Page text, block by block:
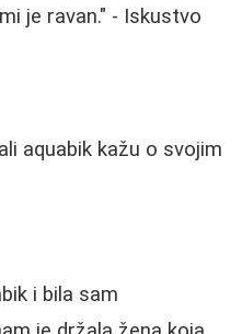
je ravan." - Iskustvo
aquabik kažu o svojim
i bila sam